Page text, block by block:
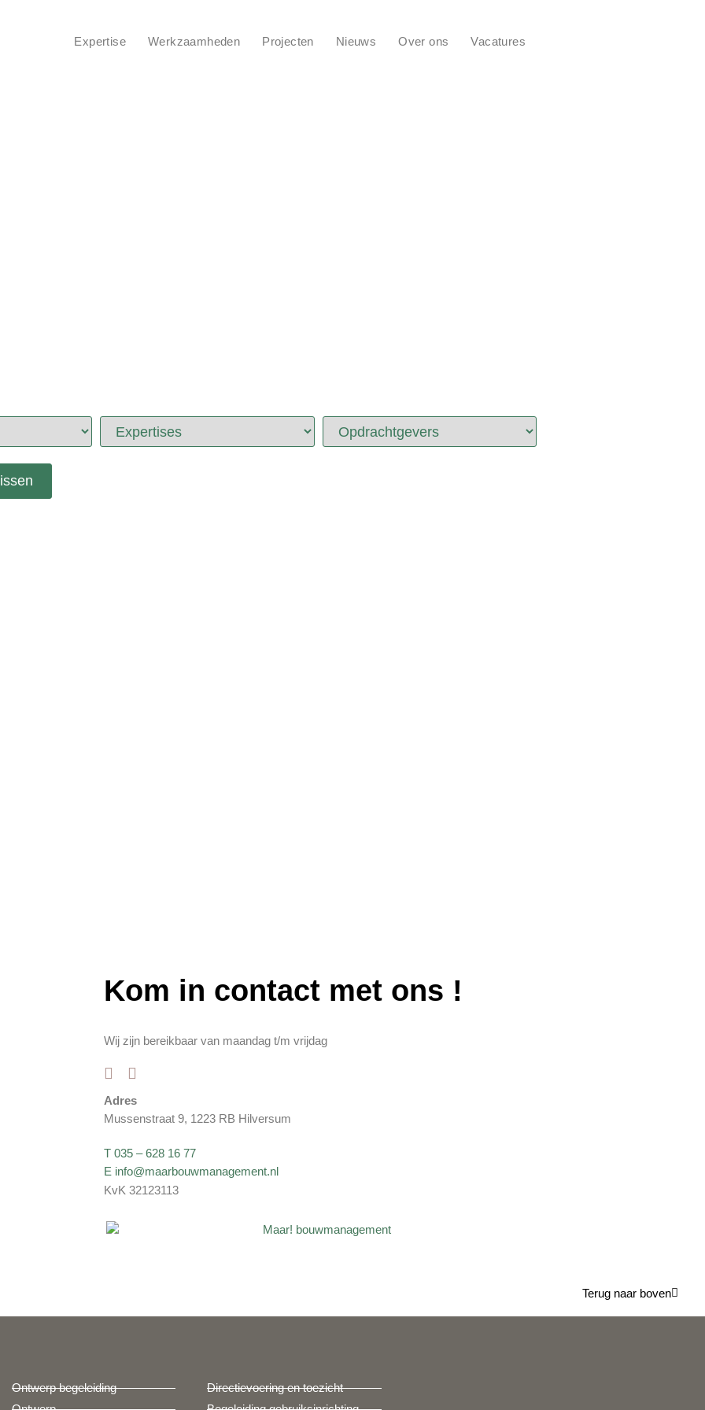
Expertise Werkzaamheden Projecten Nieuws Over ons Vacatures
Kom in contact met ons !
Wij zijn bereikbaar van maandag t/m vrijdag
Adres
Mussenstraat 9, 1223 RB Hilversum
T 035 – 628 16 77
E info@maarbouwmanagement.nl
KvK 32123113
Terug naar boven
Ontwerp begeleiding
Directievoering en toezicht